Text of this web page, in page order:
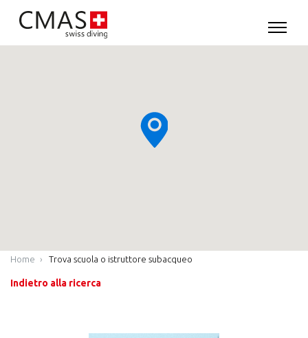
Home Trova scuola o istruttore subacqueo
Indietro alla ricerca